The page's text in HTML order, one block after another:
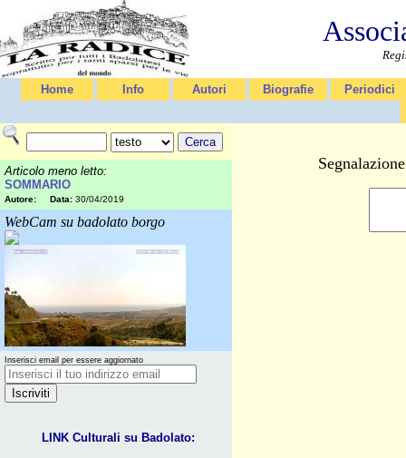
Home Info Autori Biografie Periodici
Articolo meno letto:
SOMMARIO
Autore: Data: 30/04/2019
WebCam su badolato borgo
Inserisci email per essere aggiornato
LINK Culturali su Badolato: